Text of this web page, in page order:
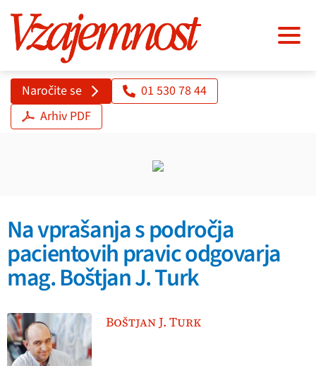
Naročite se
01 530 78 44
Arhiv PDF
Na vprašanja s področja
pacientovih pravic odgovarja
mag. Boštjan J. Turk
Boštjan J. Turk